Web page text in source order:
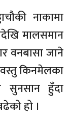
नाकामा
मालसमान
वनबासा जाने
किनमेलका
सुनसान हुँदा
हो ।